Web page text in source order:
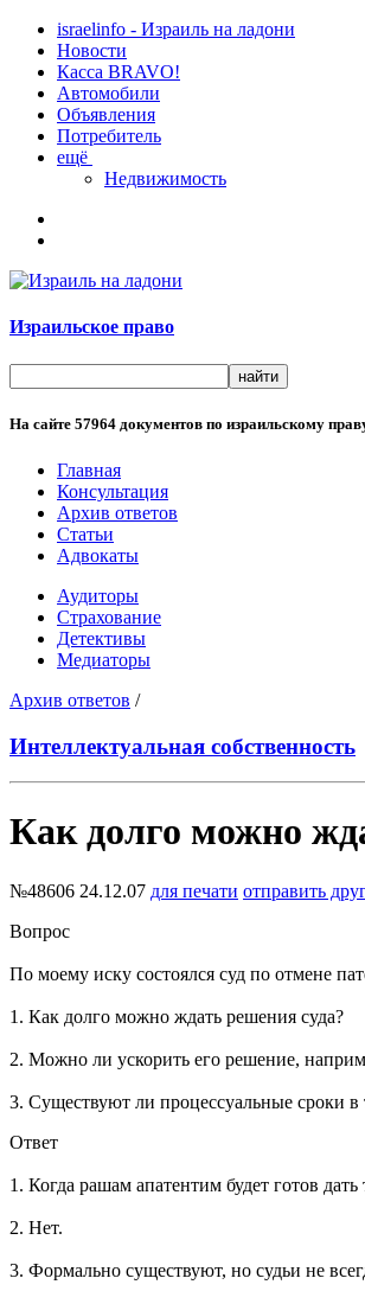
israelinfo - Израиль на ладони
Новости
Касса BRAVO!
Автомобили
Объявления
Потребитель
ещё
Недвижимость
Израильское право
На сайте 57964 документов по израильскому
Главная
Консультация
Архив ответов
Статьи
Адвокаты
Аудиторы
Страхование
Детективы
Медиаторы
Архив ответов /
Интеллектуальная собственность
Как долго можно
№48606 24.12.07 для печати отправить
Вопрос
По моему иску состоялся суд по отмене
1. Как долго можно ждать решения суда?
2. Можно ли ускорить его решение,
3. Существуют ли процессуальные сроки в
Ответ
1. Когда рашам апатентим будет готов дать
2. Нет.
3. Формально существуют, но судьи не